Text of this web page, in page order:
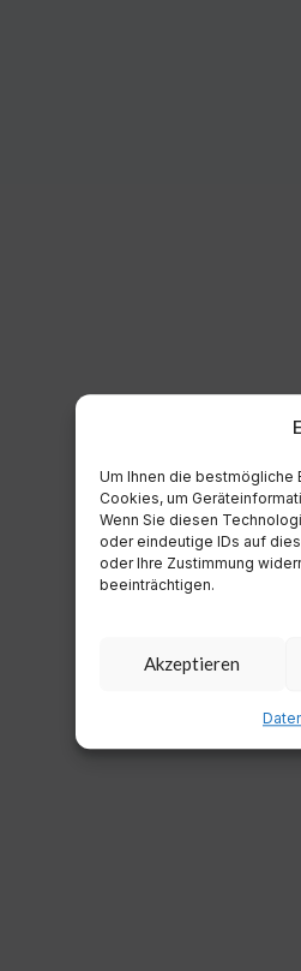
Um Ihnen die bestmögliche
Cookies, um
Wenn Sie diesen
oder eindeutige IDs auf
oder Ihre Zustimmung
beeinträchtigen.
Akzeptieren